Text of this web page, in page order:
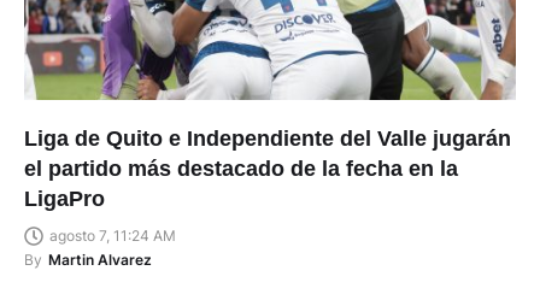
Liga de Quito e Independiente del Valle jugarán
el partido más destacado de la fecha en la
LigaPro
agosto 7, 11:24 AM
By
Martin Alvarez